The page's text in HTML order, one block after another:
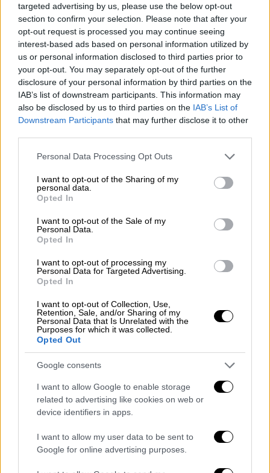
targeted advertising by us, please use the below opt-out
section to confirm your selection. Please note that after your
opt-out request is processed you may continue seeing
interest-based ads based on personal information utilized by
us or personal information disclosed to third parties prior to
your opt-out. You may separately opt-out of the further
disclosure of your personal information by third parties on the
IAB’s list of downstream participants. This information may
also be disclosed by us to third parties on the IAB’s List of
Downstream Participants that may further disclose it to other
Please note that this website/app uses one or more Google
not limited to your visit or usage behaviour. You may click to
grant or deny consent to Google and its third-party tags to
use your data for below specified purposes in below Google
consent section.
Personal Data Processing Opt Outs
I want to opt-out of the Sharing of my
personal data.
Opted In
I want to opt-out of the Sale of my
Personal Data.
Opted In
I want to opt-out of processing my
Personal Data for Targeted Advertising.
Opted In
I want to opt-out of Collection, Use,
Retention, Sale, and/or Sharing of my
Personal Data that Is Unrelated with the
Purposes for which it was collected.
Opted Out
Google consents
I want to allow Google to enable storage
related to advertising like cookies on web or
device identifiers in apps.
I want to allow my user data to be sent to
Google for online advertising purposes.
Ο δικηγόρος περιέγραψε, μάλιστα,
περιστατικό που σημειώθηκε κατά την
επίσκεψή του στηΓΑΔΑ, όταν -όπως είπε-
επικρατούσε αναστάτωση, καθώςο
89χρονος ζητούσε να μεταφερθεί σε
νοσοκομείο επειδή είχε παραμείνει πολλές
ώρες χωρίς φαγητόκαι δεν αισθανόταν
καλά.
ηλικιωμένου, μέλη της οικογένειας της
αδελφής του από πόλη της Θεσσαλίας,
ταξίδεψαν στην Αθήνα για να τον δουν,χωρίς
όμως να τους επιτραπεί η επίσκεψη
δεν είχαν λάβει την απαιτούμενη ειδική
άδεια από τις αρμόδιες αστυνομικές αρχές.
«Δεν αρκεί η βαρύτητα της
κατηγορίας»
Αναφερόμενος στη νομική διάσταση της
υπόθεσης, ο κ. Νουλέζας υπογράμμισε ότι η
σοβαρότητα της αποδιδόμενης κατηγορίας
δεν αρκεί από μόνη της για να δικαιολογήσει
την επιβολή του αυστηρότερου δικονομικού
μέτρου, δηλαδή της προσωρινής κράτησης.
Όπως σημείωσε, στον εντολέα του
ανθρωποκτονίας κατά συρροή, ωστόσο, κατά
την υπερασπιστική του γραμμή, τα